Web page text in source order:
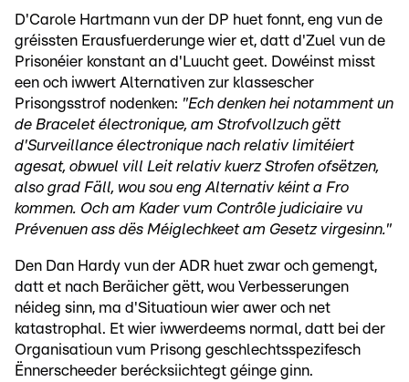
D'Carole Hartmann vun der DP huet fonnt, eng vun de
gréissten Erausfuerderunge wier et, datt d'Zuel vun de
Prisonéier konstant an d'Luucht geet. Dowéinst misst
een och iwwert Alternativen zur klassescher
Prisongsstrof nodenken: "Ech denken hei notamment un
de Bracelet électronique, am Strofvollzuch gëtt
d'Surveillance électronique nach relativ limitéiert
agesat, obwuel vill Leit relativ kuerz Strofen ofsëtzen,
also grad Fäll, wou sou eng Alternativ kéint a Fro
kommen. Och am Kader vum Contrôle judiciaire vu
Prévenuen ass dës Méiglechkeet am Gesetz virgesinn."
Den Dan Hardy vun der ADR huet zwar och gemengt,
datt et nach Beräicher gëtt, wou Verbesserungen
néideg sinn, ma d'Situatioun wier awer och net
katastrophal. Et wier iwwerdeems normal, datt bei der
Organisatioun vum Prisong geschlechtsspezifesch
Ënnerscheeder berécksiichtegt géinge ginn.